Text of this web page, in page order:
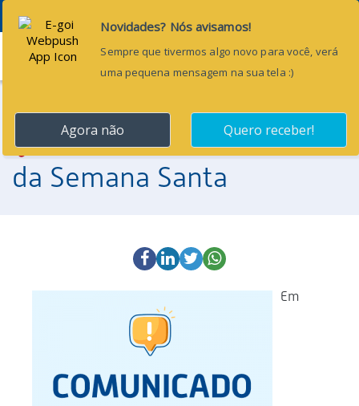
Menu
27 de março de 2024
Comunicado: Feriado
da Semana Santa
Em